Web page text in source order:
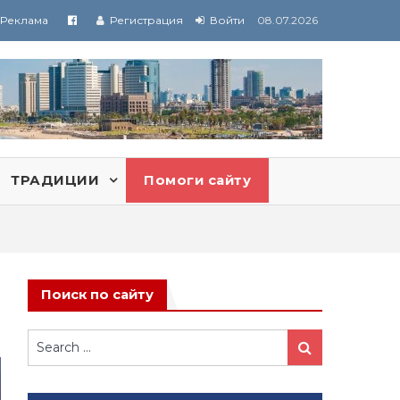
Реклама Регистрация Войти 08.07.2026
ТРАДИЦИИ Помоги сайту
Поиск по сайту
Search
for:
Search